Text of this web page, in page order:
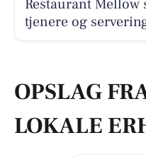
Restaurant Mellow
tjenere og
OPSLAG
LOKALE